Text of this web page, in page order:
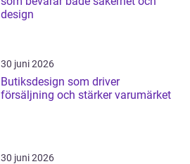
design
30 juni 2026
Butiksdesign som driver
försäljning och stärker varumärket
30 juni 2026